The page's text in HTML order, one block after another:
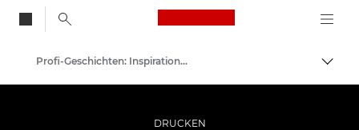
Canon Logo, back
Auf
Profi-Geschichten: Inspirationen für Foto, Video und Durck
DRUCKEN